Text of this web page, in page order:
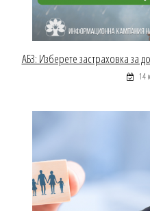
АБЗ: Изберете застраховка за
14